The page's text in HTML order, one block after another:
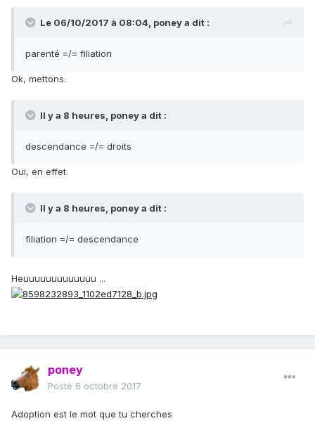
Le 06/10/2017 à 08:04, poneya dit :
parenté =/= filiation
Ok, mettons.
Il y a 8 heures, poney a dit :
descendance =/= droits
Oui, en effet.
Il y a 8 heures, poney a dit :
filiation =/= descendance
Heuuuuuuuuuuuuu ...
poney
Posté 6 octobre 2017
Adoption est le mot que tu cherches